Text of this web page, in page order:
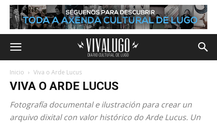
Inicio Viva o Arde Lucus
VIVA O ARDE LUCUS
Fotografía documental e ilustración para crear un
arquivo dixital con valor histórico do Arde Lucus. Un